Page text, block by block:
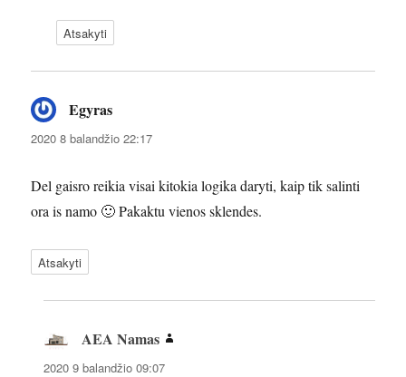
Atsakyti
Egyras
2020 8 balandžio 22:17
Del gaisro reikia visai kitokia logika daryti, kaip tik salinti
ora is namo 🙂 Pakaktu vienos sklendes.
Atsakyti
AEA Namas
2020 9 balandžio 09:07